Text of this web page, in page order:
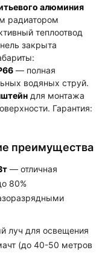
алюминия
радиатором
теплоотвод
закрыта
— полная
водяных струй.
для монтажа
Гарантия:
преимущества
— отличная
80%
луч для освещения
(до 40-50 метров